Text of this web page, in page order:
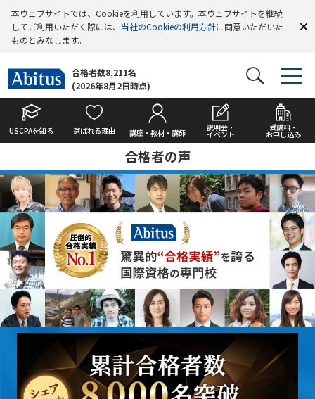
本ウェブサイトでは、Cookieを利用しています。本ウェブサイトを継続
してご利用いただく際には、 当社のCookieの利用方針に同意いただいた
ものとみなします。
合格者数8,211名
(2026年8月2日時点)
USCPAを知る 選ばれる理由 講座・教材・講師
説明会・
イベント
受講料・
お申し込み
合格者の声